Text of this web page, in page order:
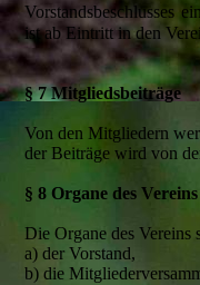
Vorstandsbeschlusses
ist ab Eintritt in den
§ 7 Mitgliedsbeiträge
Von den Mitgliedern
der Beiträge wird von
§ 8 Organe des Vereins
Die Organe des Vereins
a) der Vorstand,
b) die